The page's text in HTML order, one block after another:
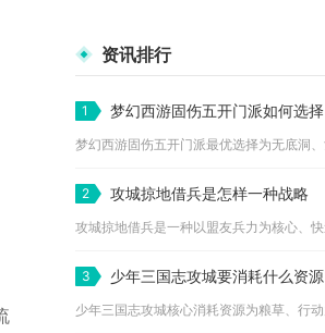
资讯排行
1 梦幻西游固伤五开门派如何选择
2 攻城掠地借兵是怎样一种战略
3 少年三国志攻城要消耗什么资源